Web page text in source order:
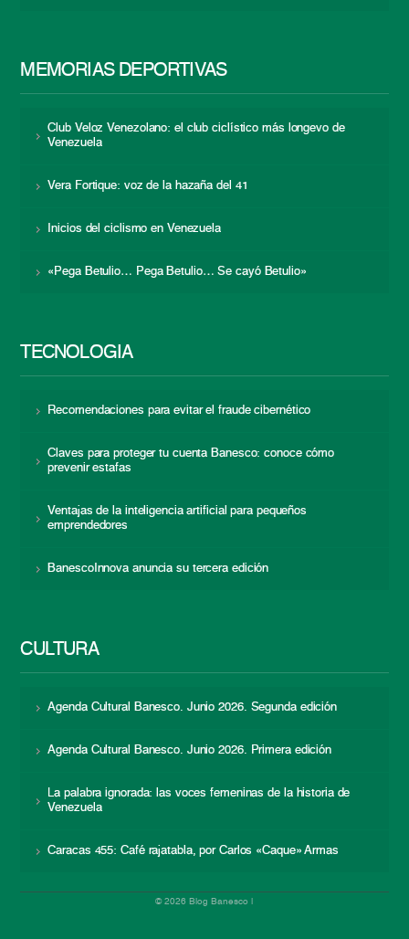
MEMORIAS DEPORTIVAS
Club Veloz Venezolano: el club ciclístico más longevo de
Venezuela
Vera Fortique: voz de la hazaña del 41
Inicios del ciclismo en Venezuela
«Pega Betulio… Pega Betulio… Se cayó Betulio»
TECNOLOGÍA
Recomendaciones para evitar el fraude cibernético
Claves para proteger tu cuenta Banesco: conoce cómo
prevenir estafas
Ventajas de la inteligencia artificial para pequeños
emprendedores
BanescoInnova anuncia su tercera edición
CULTURA
Agenda Cultural Banesco. Junio 2026. Segunda edición
Agenda Cultural Banesco. Junio 2026. Primera edición
La palabra ignorada: las voces femeninas de la historia de
Venezuela
Caracas 455: Café rajatabla, por Carlos «Caque» Armas
© 2026 Blog Banesco |